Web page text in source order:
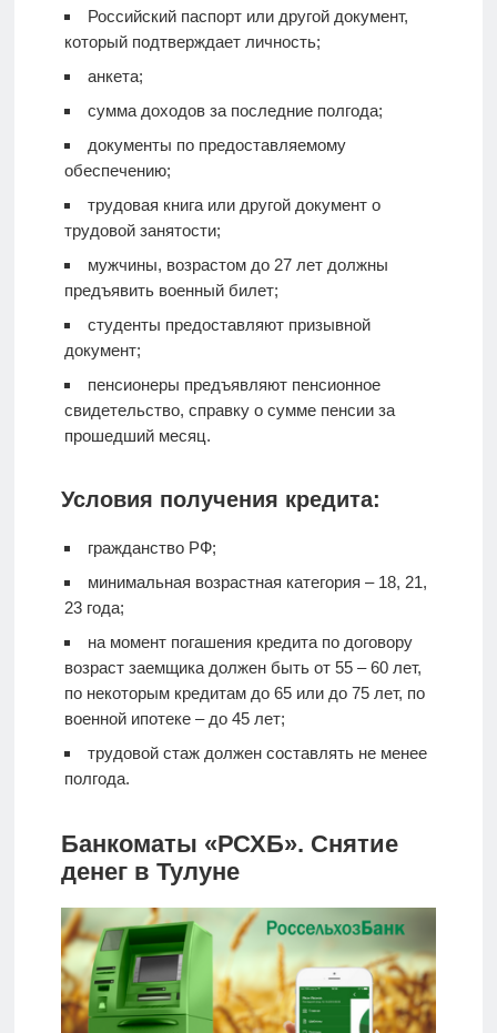
Российский паспорт или другой документ,
который подтверждает личность;
анкета;
сумма доходов за последние полгода;
документы по предоставляемому
обеспечению;
трудовая книга или другой документ о
трудовой занятости;
мужчины, возрастом до 27 лет должны
предъявить военный билет;
студенты предоставляют призывной
документ;
пенсионеры предъявляют пенсионное
свидетельство, справку о сумме пенсии за
прошедший месяц.
Условия получения кредита:
гражданство РФ;
минимальная возрастная категория – 18, 21,
23 года;
на момент погашения кредита по договору
возраст заемщика должен быть от 55 – 60 лет,
по некоторым кредитам до 65 или до 75 лет, по
военной ипотеке – до 45 лет;
трудовой стаж должен составлять не менее
полгода.
Банкоматы «РСХБ». Снятие
денег в Тулуне